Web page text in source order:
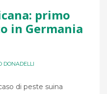
primo
in Germania
DONADELLI
di peste suina